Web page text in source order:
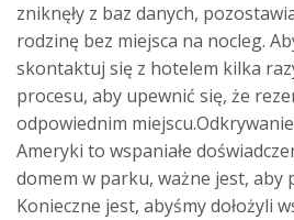
zniknęły z baz danych,
rodzinę bez miejsca na nocleg.
skontaktuj się z hotelem kilka
procesu, aby upewnić się, że
odpowiednim
Ameryki to wspaniałe
domem w parku, ważne jest, aby
Konieczne jest, abyśmy dołożyli